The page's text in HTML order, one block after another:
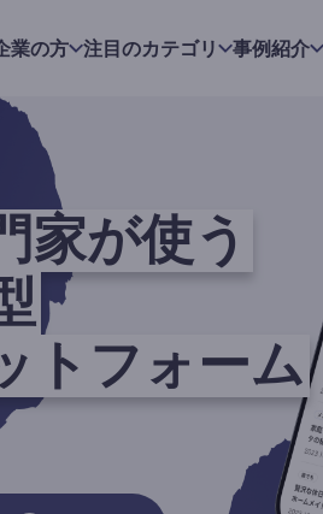
業の方 注目のカテゴリ 事例紹介
家が使う
トフォーム